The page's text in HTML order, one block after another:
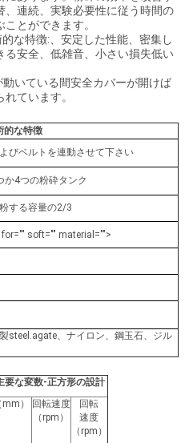
、連続、実験必要性に従う時間の
とができます。
な特徴:、安定した性能、密集し
安全、低雑音、小さい損失低い
いている間安全カバーが開けば
ています。
的な特徴
びベルトを連動させて下さい
か4つの粉砕タンク
する容量の2/3
soft="" material="">
steel.agate、ナイロン、鋼玉石、ジル
要な変数-正方形の設計
）
回転速度
（rpm）
回転
速度
（rpm）